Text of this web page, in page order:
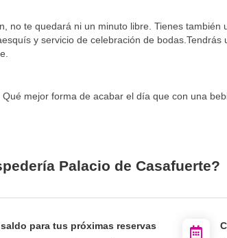
no te quedará ni un minuto libre. Tienes
y servicio de celebración de
mejor forma de acabar el día que con una
Palacio de Casafuerte?
para tus próximas reservas